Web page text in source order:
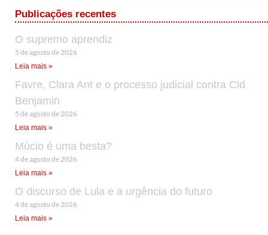
Publicações recentes
O supremo aprendiz
5 de agosto de 2026
Leia mais »
Favre, Clara Ant e o processo judicial contra Cid
Benjamin
5 de agosto de 2026
Leia mais »
Múcio é uma besta?
4 de agosto de 2026
Leia mais »
O discurso de Lula e a urgência do futuro
4 de agosto de 2026
Leia mais »